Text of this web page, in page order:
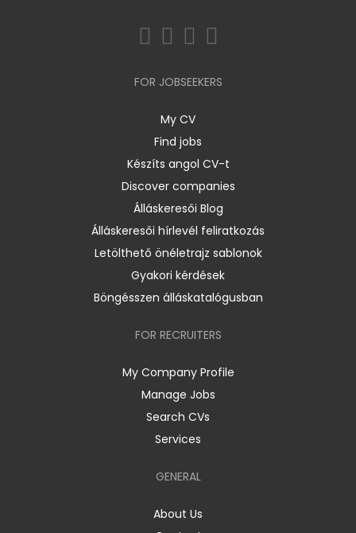
FOR JOBSEEKERS
My CV
Find jobs
Készíts angol CV-t
Discover companies
Álláskeresői Blog
Álláskeresői hírlevél feliratkozás
Letölthető önéletrajz sablonok
Gyakori kérdések
Böngésszen álláskatalógusban
FOR RECRUITERS
My Company Profile
Manage Jobs
Search CVs
Services
GENERAL
About Us